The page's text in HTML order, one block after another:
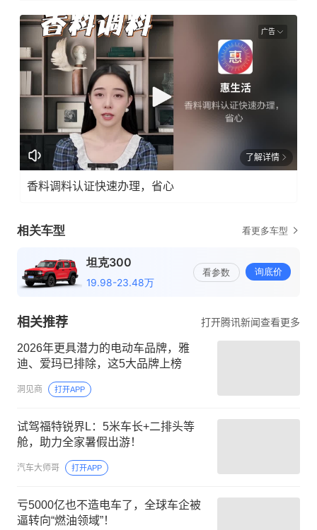
本文来自腾讯新闻客户端创作者，不代表腾讯新闻的观点和立
特斯拉动态
了解详情
相关推荐
2026年更具潜力的电动车品牌，雅
洞见商 打开APP